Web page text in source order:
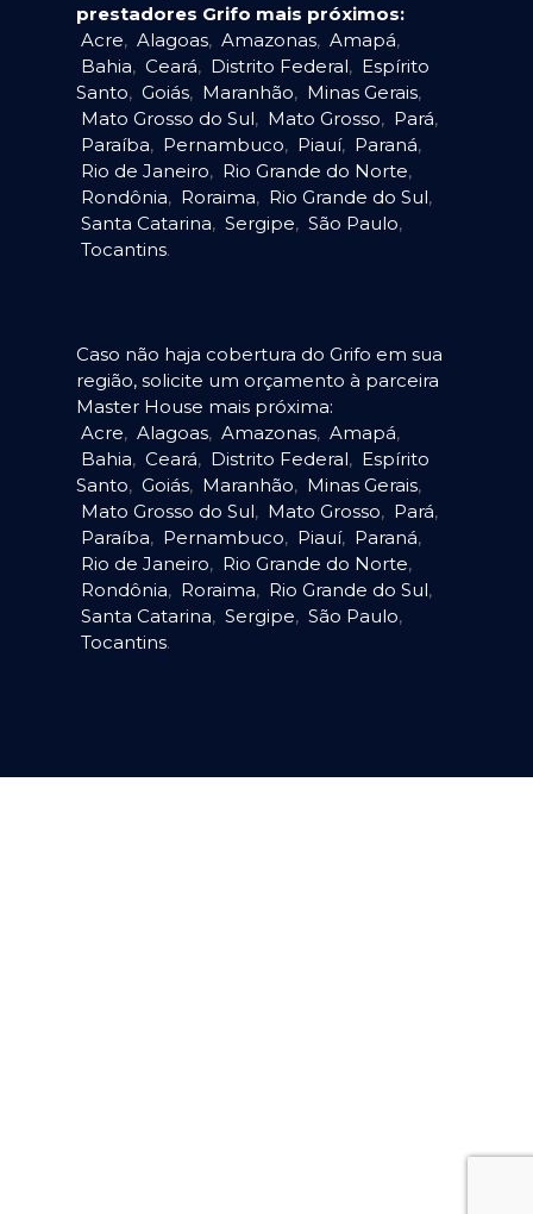
prestadores Grifo mais próximos:
Acre, Alagoas, Amazonas, Amapá,
Bahia, Ceará, Distrito Federal, Espírito
Santo, Goiás, Maranhão, Minas Gerais,
Mato Grosso do Sul, Mato Grosso, Pará,
Paraíba, Pernambuco, Piauí, Paraná,
Rio de Janeiro, Rio Grande do Norte,
Rondônia, Roraima, Rio Grande do Sul,
Santa Catarina, Sergipe, São Paulo,
Tocantins.
Caso não haja cobertura do Grifo em sua
região, solicite um orçamento à parceira
Master House mais próxima:
Acre, Alagoas, Amazonas, Amapá,
Bahia, Ceará, Distrito Federal, Espírito
Santo, Goiás, Maranhão, Minas Gerais,
Mato Grosso do Sul, Mato Grosso, Pará,
Paraíba, Pernambuco, Piauí, Paraná,
Rio de Janeiro, Rio Grande do Norte,
Rondônia, Roraima, Rio Grande do Sul,
Santa Catarina, Sergipe, São Paulo,
Tocantins.